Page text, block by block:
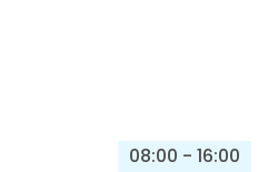
08:00 - 16:00